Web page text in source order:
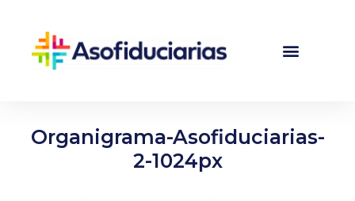
Organigrama-Asofiduciarias-
2-1024px